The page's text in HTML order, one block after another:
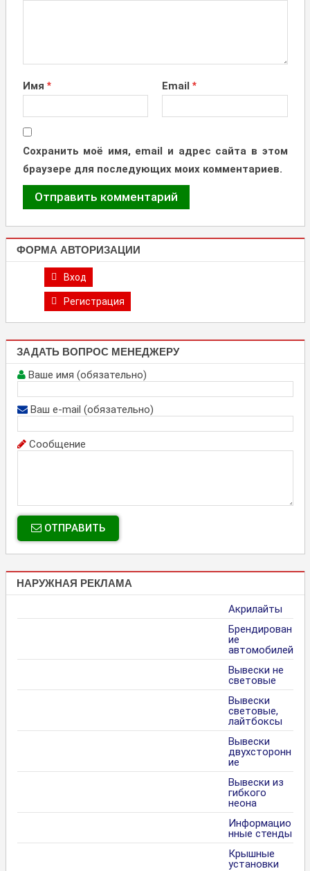
Имя * Email *
Сохранить моё имя, email и адрес сайта в этом
браузере для последующих моих комментариев.
ФОРМА АВТОРИЗАЦИИ
Вход
Регистрация
ЗАДАТЬ ВОПРОС МЕНЕДЖЕРУ
Ваше имя (обязательно)
Ваш e-mail (обязательно)
Сообщение
ОТПРАВИТЬ
НАРУЖНАЯ РЕКЛАМА
Акрилайты
Брендирован
ие
автомобилей
Вывески не
световые
Вывески
световые,
лайтбоксы
Вывески
двухсторонн
ие
Вывески из
гибкого
неона
Информацио
нные стенды
Крышные
установки